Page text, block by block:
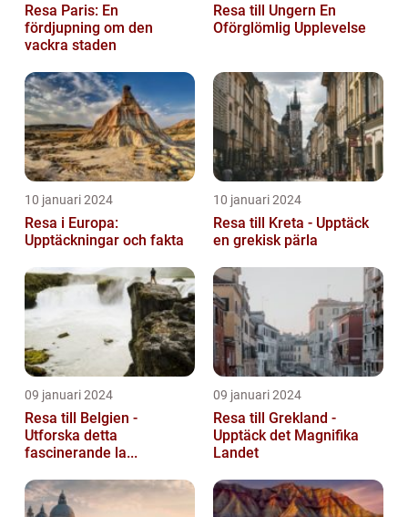
Resa Paris: En
fördjupning om den
vackra staden
Resa till Ungern En
Oförglömlig Upplevelse
10 januari 2024
Resa i Europa:
Upptäckningar och fakta
10 januari 2024
Resa till Kreta - Upptäck
en grekisk pärla
09 januari 2024
Resa till Belgien -
Utforska detta
fascinerande la...
09 januari 2024
Resa till Grekland -
Upptäck det Magnifika
Landet